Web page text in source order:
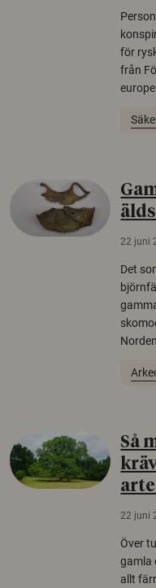
för
från
22 juni
Det
Så
22 juni
Över
gamla
allt